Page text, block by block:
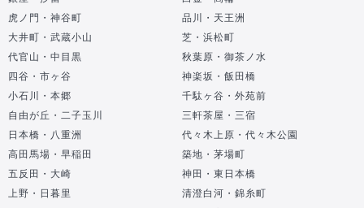
虎ノ門・神谷町
品川・天王洲
大井町・武蔵小山
芝・浜松町
代官山・中目黒
秋葉原・御茶ノ水
四谷・市ヶ谷
神楽坂・飯田橋
小石川・本郷
千駄ヶ谷・外苑前
自由が丘・二子玉川
三軒茶屋・三宿
日本橋・八重洲
代々木上原・代々木公園
高田馬場・早稲田
築地・茅場町
五反田・大崎
神田・東日本橋
上野・日暮里
清澄白河・錦糸町